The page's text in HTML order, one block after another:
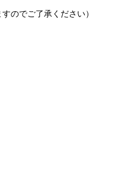
のでご了承ください）